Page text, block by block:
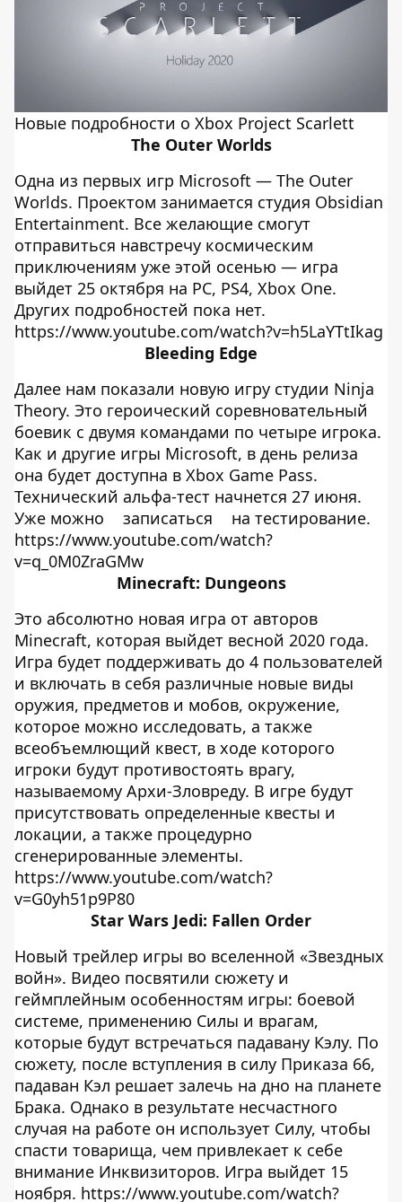
Новые подробности о Xbox Project Scarlett
The Outer Worlds
Одна из первых игр Microsoft — The Outer
Worlds. Проектом занимается студия Obsidian
Entertainment. Все желающие смогут
отправиться навстречу космическим
приключениям уже этой осенью — игра
выйдет 25 октября на PC, PS4, Xbox One.
Других подробностей пока нет.
https://www.youtube.com/watch?v=h5LaYTtIkag
Bleeding Edge
Далее нам показали новую игру студии Ninja
Theory. Это героический соревновательный
боевик с двумя командами по четыре игрока.
Как и другие игры Microsoft, в день релиза
она будет доступна в Xbox Game Pass.
Технический альфа-тест начнется 27 июня.
Уже можно
записаться
на тестирование.
https://www.youtube.com/watch?
v=q_0M0ZraGMw
Minecraft: Dungeons
Это абсолютно новая игра от авторов
Minecraft, которая выйдет весной 2020 года.
Игра будет поддерживать до 4 пользователей
и включать в себя различные новые виды
оружия, предметов и мобов, окружение,
которое можно исследовать, а также
всеобъемлющий квест, в ходе которого
игроки будут противостоять врагу,
называемому Архи-Зловреду. В игре будут
присутствовать определенные квесты и
локации, а также процедурно
сгенерированные элементы.
https://www.youtube.com/watch?
v=G0yh51p9P80
Star Wars Jedi: Fallen Order
Новый трейлер игры во вселенной «Звездных
войн». Видео посвятили сюжету и
геймплейным особенностям игры: боевой
системе, применению Силы и врагам,
которые будут встречаться падавану Кэлу. По
сюжету, после вступления в силу Приказа 66,
падаван Кэл решает залечь на дно на планете
Брака. Однако в результате несчастного
случая на работе он использует Силу, чтобы
спасти товарища, чем привлекает к себе
внимание Инквизиторов. Игра выйдет 15
ноября. https://www.youtube.com/watch?